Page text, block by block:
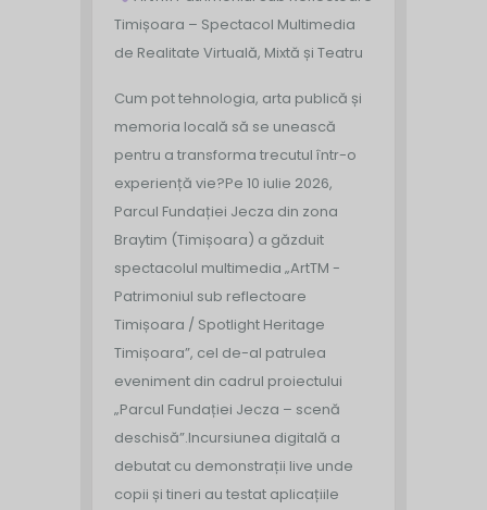
Timișoara – Spectacol Multimedia
de Realitate Virtuală, Mixtă și Teatru
Cum pot tehnologia, arta publică și
memoria locală să se unească
pentru a transforma trecutul într-o
experiență vie?Pe 10 iulie 2026,
Parcul Fundației Jecza din zona
Braytim (Timișoara) a găzduit
spectacolul multimedia „ArtTM -
Patrimoniul sub reflectoare
Timișoara / Spotlight Heritage
Timișoara”, cel de-al patrulea
eveniment din cadrul proiectului
„Parcul Fundației Jecza – scenă
deschisă”.Incursiunea digitală a
debutat cu demonstrații live unde
copii și tineri au testat aplicațiile